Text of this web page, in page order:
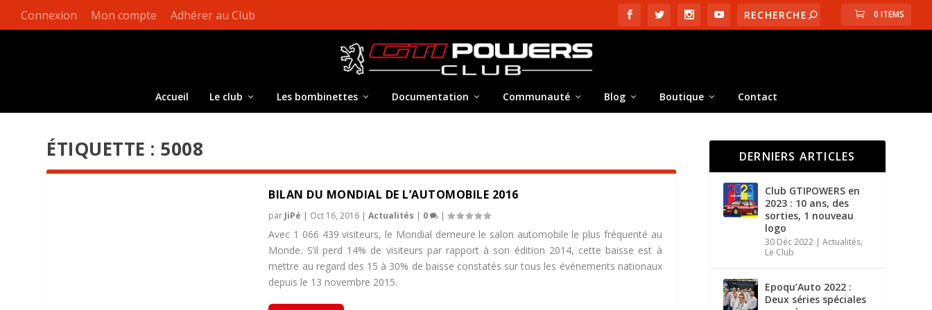
Connexion Mon compte Adhérer au Club 0 ITEMS
Accueil Le club Les bombinettes Documentation Communauté Blog Boutique Contact
ÉTIQUETTE : 5008
BILAN DU MONDIAL DE L’AUTOMOBILE 2016
par JiPé | Oct 16, 2016 |Actualités | 0 |
Avec 1 066 439 visiteurs, le Mondial demeure le salon automobile le plus fréquenté au
Monde. S’il perd 14% de visiteurs par rapport à son édition 2014, cette baisse est à
mettre au regard des 15 à 30% de baisse constatés sur tous les événements nationaux
depuis le 13 novembre 2015.
DERNIERS ARTICLES
Club GTIPOWERS en
2023 : 10 ans, des
sorties, 1 nouveau
logo
30 Déc 2022| Actualités,
Le Club
Epoqu’Auto 2022 :
Deux séries spéciales